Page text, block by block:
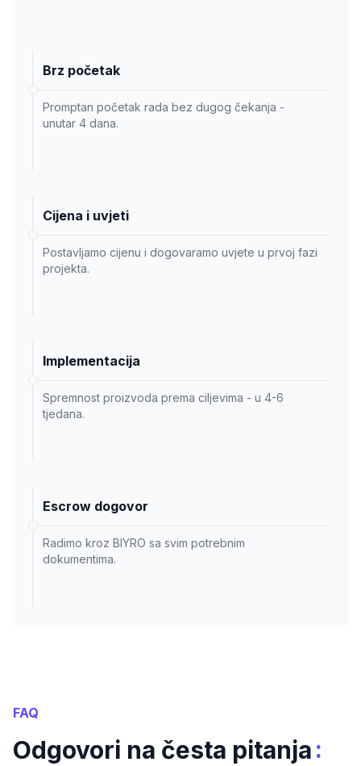
Brz početak
Promptan početak rada bez dugog čekanja -
unutar 4 dana.
Cijena i uvjeti
Postavljamo cijenu i dogovaramo uvjete u prvoj fazi
projekta.
Implementacija
Spremnost proizvoda prema ciljevima - u 4-6
tjedana.
Escrow dogovor
Radimo kroz BIYRO sa svim potrebnim
dokumentima.
FAQ
Odgovori na česta pitanja: